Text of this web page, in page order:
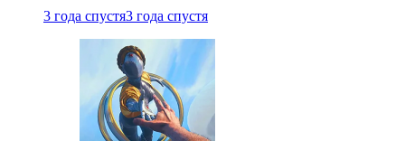
3 года спустя3 года спустя